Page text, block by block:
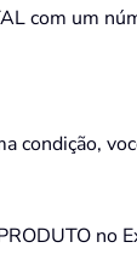
com um
no